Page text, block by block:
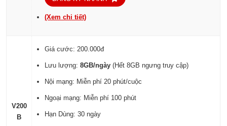
(Xem chi tiết)
V200
B
Giá cước: 200.000đ
Lưu lượng:8GB/ngày (Hết 8GB ngưng truy cập)
Nội mạng: Miễn phí 20 phút/cuộc
Ngoại mạng: Miễn phí 100 phút
Hạn Dùng: 30 ngày